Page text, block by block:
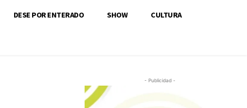
DESE POR ENTERADO SHOW CULTURA
- Publicidad -